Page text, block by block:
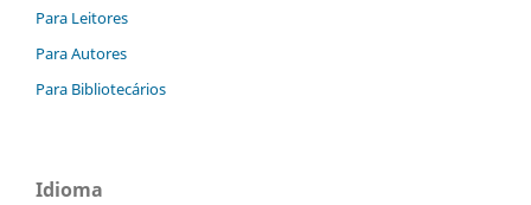
Para Leitores
Para Autores
Para Bibliotecários
Idioma